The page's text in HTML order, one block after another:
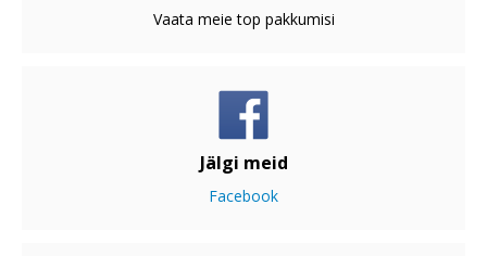
Vaata meie top pakkumisi
Jälgi meid
Facebook